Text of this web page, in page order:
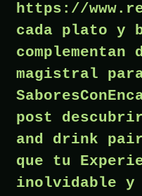
https://
cada plato y
complementan
magistral
post
and drink
que tu
inolvidable y